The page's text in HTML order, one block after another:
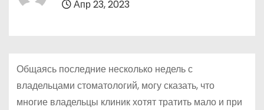
Апр 23, 2023
Общаясь последние несколько недель с
владельцами стоматологий, могу сказать, что
многие владельцы клиник хотят тратить мало и при